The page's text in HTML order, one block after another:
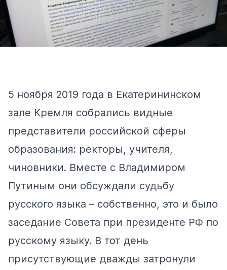
5 ноября 2019 года в Екатерининском
зале Кремля собрались видные
представители российской сферы
образования: ректоры, учителя,
чиновники. Вместе с Владимиром
Путиным они обсуждали судьбу
русского языка – собственно, это и было
заседание Совета при президенте РФ по
русскому языку. В тот день
присутствующие дважды затронули